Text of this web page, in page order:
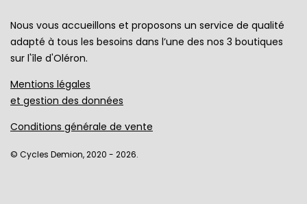
Nous vous accueillons et proposons un service de qualité
adapté à tous les besoins dans l’une des nos 3 boutiques
sur l'île d'Oléron.
Mentions légales
et gestion des données
Conditions générale de vente
© Cycles Demion, 2020 - 2026.